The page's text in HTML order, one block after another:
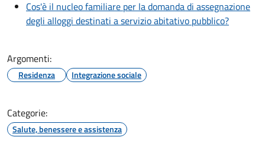
Cos'è il nucleo familiare per la domanda di assegnazione
degli alloggi destinati a servizio abitativo pubblico?
Argomenti:
Residenza Integrazione sociale
Categorie:
Salute, benessere e assistenza